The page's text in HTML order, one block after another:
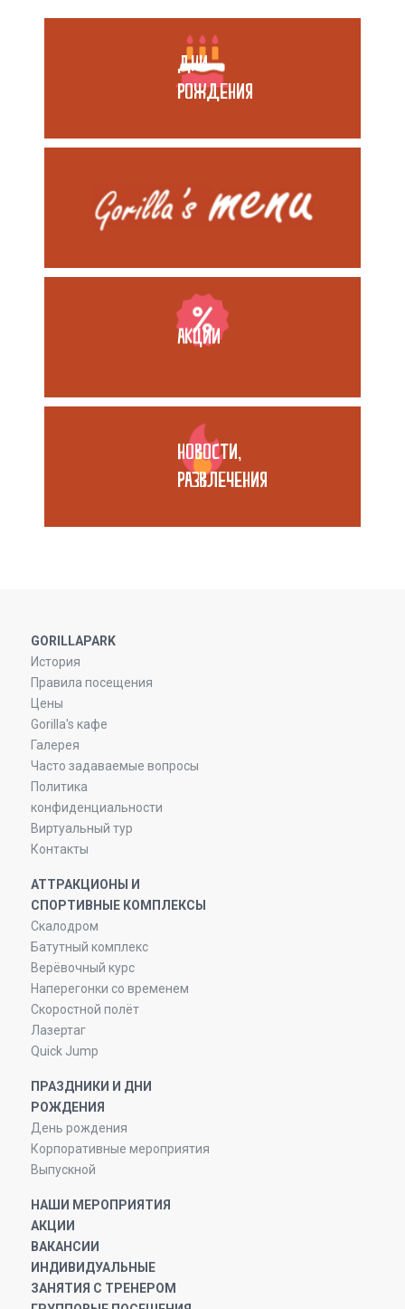
ДНИ
РОЖДЕНИЯ
АКЦИИ
НОВОСТИ,
РАЗВЛЕЧЕНИЯ
GORILLAPARK
История
Правила посещения
Цены
Gorilla's кафе
Галерея
Часто задаваемые вопросы
Политика
конфиденциальности
Виртуальный тур
Контакты
АТТРАКЦИОНЫ И
СПОРТИВНЫЕ КОМПЛЕКСЫ
Скалодром
Батутный комплекс
Верёвочный курс
Наперегонки со временем
Скоростной полёт
Лазертаг
Quick Jump
ПРАЗДНИКИ И ДНИ
РОЖДЕНИЯ
День рождения
Корпоративные мероприятия
Выпускной
НАШИ МЕРОПРИЯТИЯ
АКЦИИ
ВАКАНСИИ
ИНДИВИДУАЛЬНЫЕ
ЗАНЯТИЯ С ТРЕНЕРОМ